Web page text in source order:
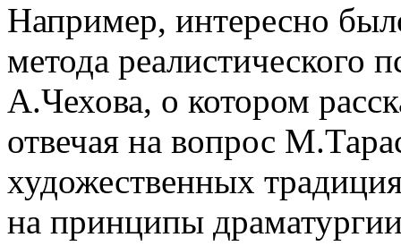
Например, интересно
метода реалистического
А.Чехова, о котором
отвечая на вопрос
художественных
на принципы